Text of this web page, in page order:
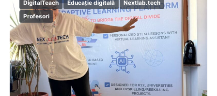
DigitalTeach Educație digitală
Nextlab.tech
Profesori